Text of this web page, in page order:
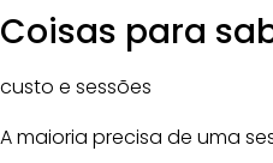
Coisas para
custo e sessões
A maioria precisa de uma